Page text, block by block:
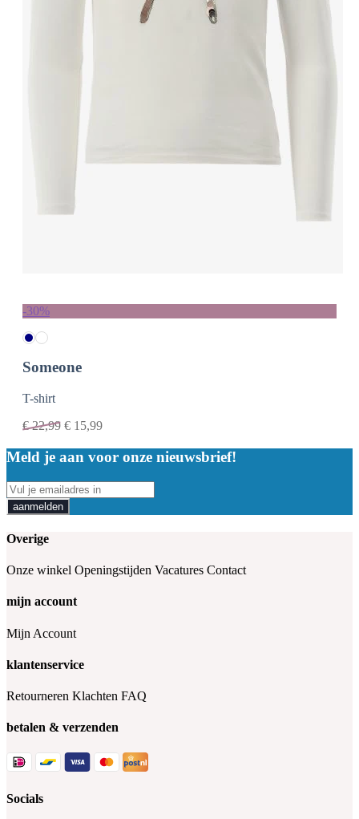
-30%
Someone
T-shirt
€22,99 € 15,99
Meld je aan voor onze nieuwsbrief!
aanmelden
Overige
Onze winkel Openingstijden Vacatures Contact
mijn account
Mijn Account
klantenservice
Retourneren Klachten FAQ
betalen & verzenden
Socials